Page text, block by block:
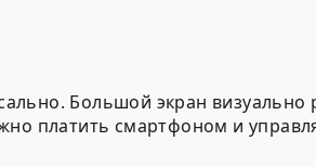
Большой экран
платить смартфоном и